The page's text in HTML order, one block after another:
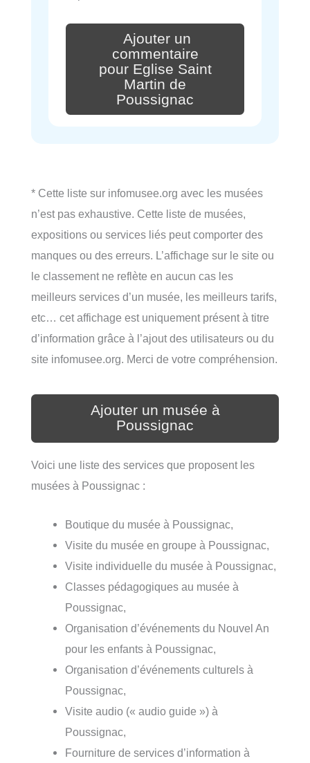
Ajouter un
commentaire
pour Eglise Saint
Martin de
Poussignac
* Cette liste sur infomusee.org avec les musées
n’est pas exhaustive. Cette liste de musées,
expositions ou services liés peut comporter des
manques ou des erreurs. L’affichage sur le site ou
le classement ne reflète en aucun cas les
meilleurs services d’un musée, les meilleurs tarifs,
etc… cet affichage est uniquement présent à titre
d’information grâce à l’ajout des utilisateurs ou du
site infomusee.org. Merci de votre compréhension.
Ajouter un musée à
Poussignac
Voici une liste des services que proposent les
musées à Poussignac :
Boutique du musée à Poussignac,
Visite du musée en groupe à Poussignac,
Visite individuelle du musée à Poussignac,
Classes pédagogiques au musée à
Poussignac,
Organisation d’événements du Nouvel An
pour les enfants à Poussignac,
Organisation d’événements culturels à
Poussignac,
Visite audio (« audio guide ») à
Poussignac,
Fourniture de services d’information à